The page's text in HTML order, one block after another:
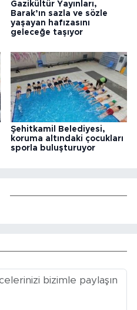
Gazikültür Yayınları,
Barak’ın sazla ve sözle
yaşayan hafızasını
geleceğe taşıyor
Şehitkamil Belediyesi,
koruma altındaki çocukları
sporla buluşturuyor